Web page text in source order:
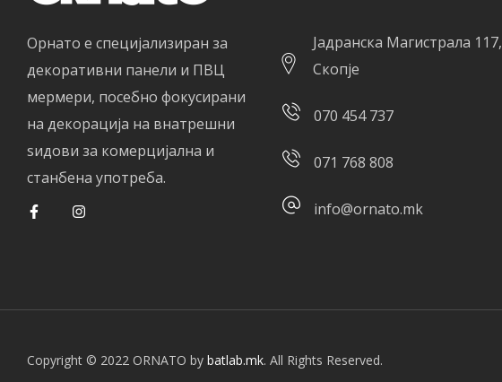
Орнато е специјализиран за
декоративни панели и ПВЦ
мермери, посебно фокусирани
на декорација на внатрешни
ѕидови за комерцијална и
станбена употреба.
Јадранска Магистрала 117,
Скопје
070 454 737
071 768 808
info@ornato.mk
Copyright © 2022 ORNATO by batlab.mk. All Rights Reserved.